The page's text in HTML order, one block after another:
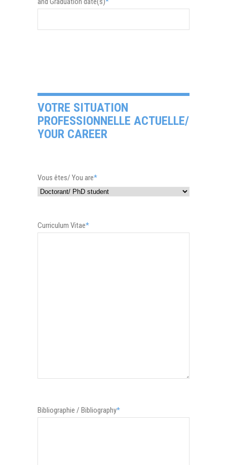
VOTRE SITUATION
PROFESSIONNELLE ACTUELLE/
YOUR CAREER
Vous êtes/ You are*
Curriculum Vitae*
Bibliographie / Bibliography*